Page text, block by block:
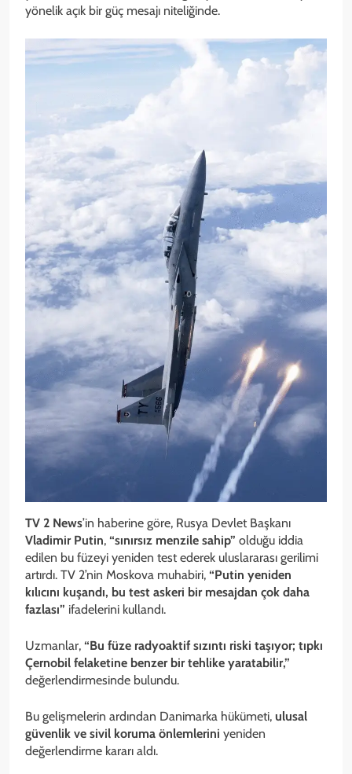
yönelik açık bir güç mesajı niteliğinde.
TV 2 News’in haberine göre, Rusya Devlet Başkanı
Vladimir Putin, “sınırsız menzile sahip” olduğu iddia
edilen bu füzeyi yeniden test ederek uluslararası gerilimi
artırdı. TV 2’nin Moskova muhabiri, “Putin yeniden
kılıcını kuşandı, bu test askeri bir mesajdan çok daha
fazlası” ifadelerini kullandı.
Uzmanlar, “Bu füze radyoaktif sızıntı riski taşıyor; tıpkı
Çernobil felaketine benzer bir tehlike yaratabilir,”
değerlendirmesinde bulundu.
Bu gelişmelerin ardından Danimarka hükümeti, ulusal
güvenlik ve sivil koruma önlemlerini yeniden
değerlendirme kararı aldı.